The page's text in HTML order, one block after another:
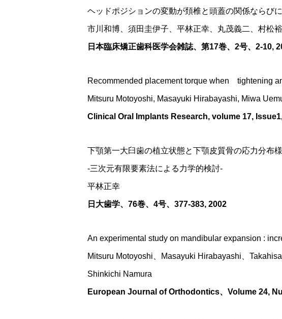
ヘッドポジションの変動が頚椎と頭蓋の関係ならび
市川和博、須田圭伊子、平林正幸、丸茂義二、村松
日本臨床矯正歯科医学会雑誌、第17巻、2号、2-10,
Recommended placement torque when tightening
Mitsuru Motoyoshi, Masayuki Hirabayashi, Miwa
Clinical Oral Implants Research, volume 17,
下顎第一大臼歯の植立状態と下顎皮質骨の応力分布
‐三次元有限要素法による力学的検討‐
平林正幸
日大歯学、76巻、4号、377-383, 2002
An experimental study on mandibular expansion :
Mitsuru Motoyoshi、Masayuki Hirabayashi、Takahisa
Shinkichi Namura
European Journal of Orthodontics、Volume 24,